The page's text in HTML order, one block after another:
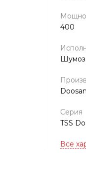
400
Doosan
Серия
TSS
Все